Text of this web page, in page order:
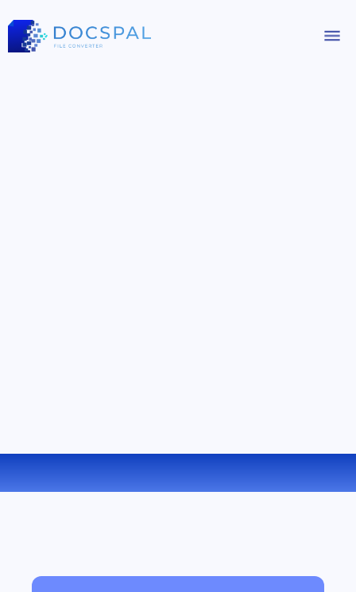
CONVERTIR AMR A FLAC ONLINE